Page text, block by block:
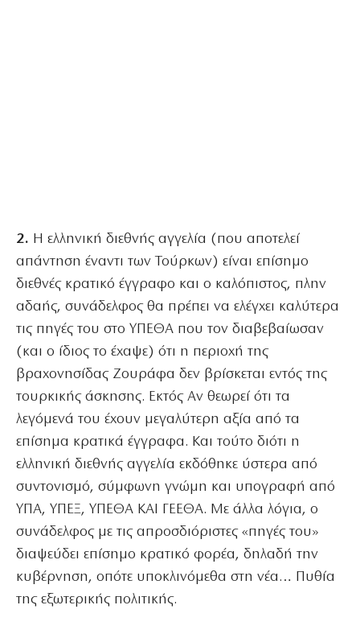
2. Η ελληνική διεθνής αγγελία (που αποτελεί
απάντηση έναντι των Τούρκων) είναι επίσημο
διεθνές κρατικό έγγραφο και ο καλόπιστος, πλην
αδαής, συνάδελφος θα πρέπει να ελέγχει καλύτερα
τις πηγές του στο ΥΠΕΘΑ που τον διαβεβαίωσαν
(και ο ίδιος το έχαψε) ότι η περιοχή της
βραχονησίδας Ζουράφα δεν βρίσκεται εντός της
τουρκικής άσκησης. Εκτός Αν θεωρεί ότι τα
λεγόμενά του έχουν μεγαλύτερη αξία από τα
επίσημα κρατικά έγγραφα. Και τούτο διότι η
ελληνική διεθνής αγγελία εκδόθηκε ύστερα από
συντονισμό, σύμφωνη γνώμη και υπογραφή από
ΥΠΑ, ΥΠΕΞ, ΥΠΕΘΑ ΚΑΙ ΓΕΕΘΑ. Με άλλα λόγια, ο
συνάδελφος με τις απροσδιόριστες «πηγές του»
διαψεύδει επίσημο κρατικό φορέα, δηλαδή την
κυβέρνηση, οπότε υποκλινόμεθα στη νέα… Πυθία
της εξωτερικής πολιτικής.